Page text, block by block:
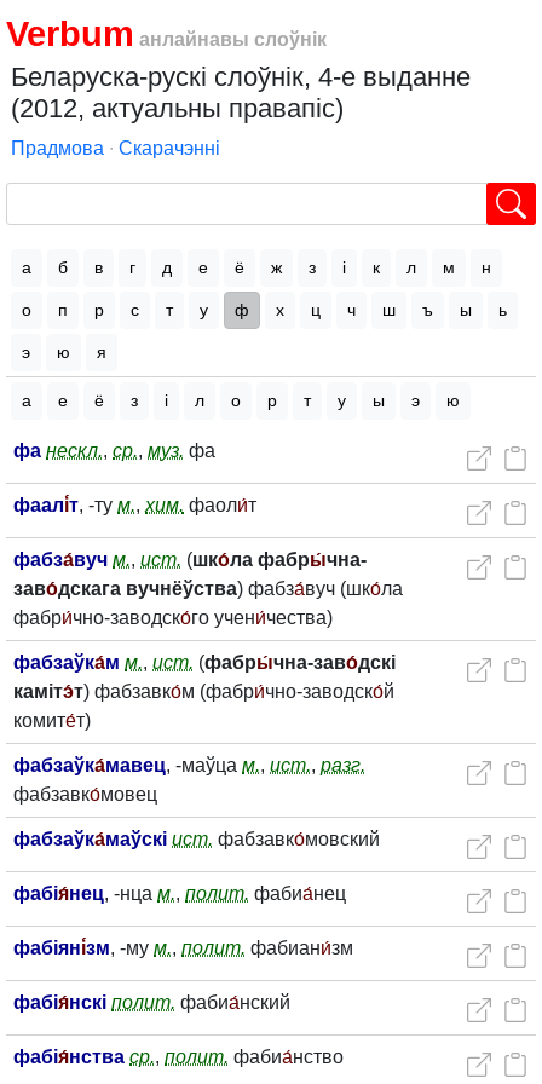
Verbum анлайнавы слоўнік
Беларуска-рускі слоўнік, 4-е выданне
(2012, актуальны правапіс)
Прадмова ∙ Скарачэнні
а б в г д е ё ж з і к л м н
о п р с т у ф х ц ч ш ъ ы ь
э ю я
а е ё з і л о р т у ы э ю
фа нескл., ср., муз. фа
фаалі́т, -ту м., хим. фаоли́т
фабза́вуч м., ист. (шко́ла фабры́чна-
заво́дскага вучнёўства) фабза́вуч (шко́ла
фабри́чно-заводско́го учени́чества)
фабзаўка́м м., ист. (фабры́чна-заво́дскі
камітэ́т) фабзавко́м (фабри́чно-заводско́й
комите́т)
фабзаўка́мавец, -маўца м., ист., разг.
фабзавко́мовец
фабзаўка́маўскі ист. фабзавко́мовский
фабія́нец, -нца м., полит. фабиа́нец
фабіяні́зм, -му м., полит. фабиани́зм
фабія́нскі полит. фабиа́нский
фабія́нства ср., полит. фабиа́нство